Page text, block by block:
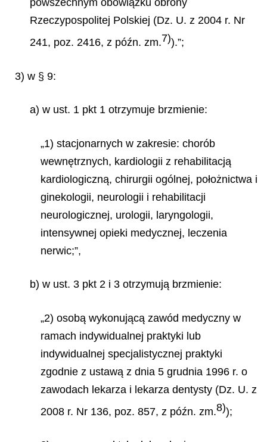
powszechnym obowiązku obrony
Rzeczypospolitej Polskiej (Dz. U. z 2004 r. Nr
241, poz. 2416, z późn. zm.7)).”;
3) w § 9:
a) w ust. 1 pkt 1 otrzymuje brzmienie:
„1) stacjonarnych w zakresie: chorób
wewnętrznych, kardiologii z rehabilitacją
kardiologiczną, chirurgii ogólnej, położnictwa i
ginekologii, neurologii i rehabilitacji
neurologicznej, urologii, laryngologii,
intensywnej opieki medycznej, leczenia
nerwic;”,
b) w ust. 3 pkt 2 i 3 otrzymują brzmienie:
„2) osobą wykonującą zawód medyczny w
ramach indywidualnej praktyki lub
indywidualnej specjalistycznej praktyki
zgodnie z ustawą z dnia 5 grudnia 1996 r. o
zawodach lekarza i lekarza dentysty (Dz. U. z
2008 r. Nr 136, poz. 857, z późn. zm.8));